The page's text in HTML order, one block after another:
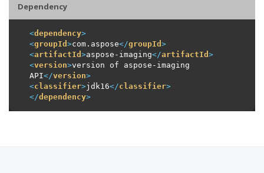
Dependency
<dependency>
<groupId >com.aspose</groupId >
<artifactId >aspose-imaging</artifactId >
<version>version of aspose-imaging
API</version>
<classifier>jdk16</classifier>
</dependency>